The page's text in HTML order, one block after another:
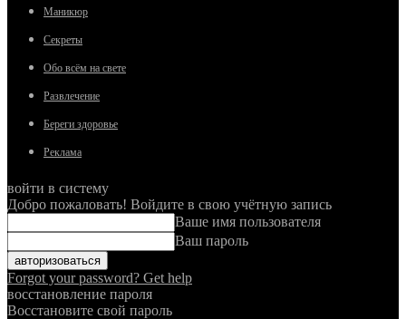
Маникюр
Секреты
Обо всём на свете
Развлечение
Береги здоровье
Реклама
войти в систему
Добро пожаловать! Войдите в свою учётную запись
Ваше имя пользователя
Ваш пароль
Forgot your password? Get help
восстановление пароля
Восстановите свой пароль